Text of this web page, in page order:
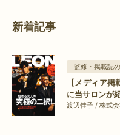
新着記事
監修・掲載誌
【メディア
に当サロンが
渡辺佳子 / 株式